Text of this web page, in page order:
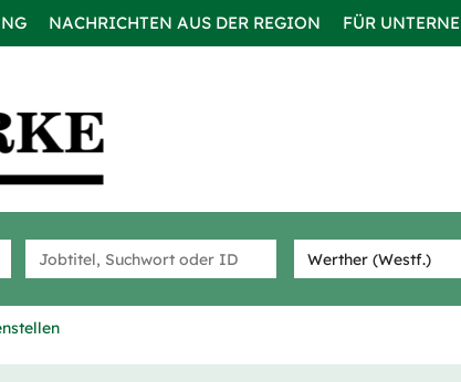
NACHRICHTEN AUS DER REGION FÜR